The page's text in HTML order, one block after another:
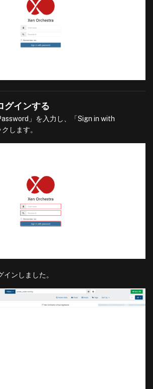
グインする
」を入力し、「Sign in with
します。
ンしました。